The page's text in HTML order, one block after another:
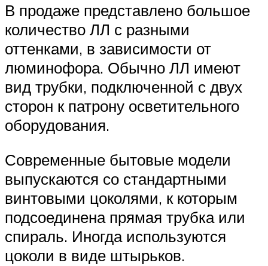
В продаже представлено большое
количество ЛЛ с разными
оттенками, в зависимости от
люминофора. Обычно ЛЛ имеют
вид трубки, подключенной с двух
сторон к патрону осветительного
оборудования.
Современные бытовые модели
выпускаются со стандартными
винтовыми цоколями, к которым
подсоединена прямая трубка или
спираль. Иногда используются
цоколи в виде штырьков.